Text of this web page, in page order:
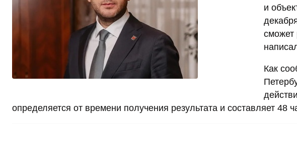
и
сможет
Как
определяется от времени получения результата и составляет 48